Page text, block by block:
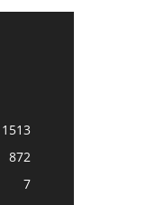
1513
872
7